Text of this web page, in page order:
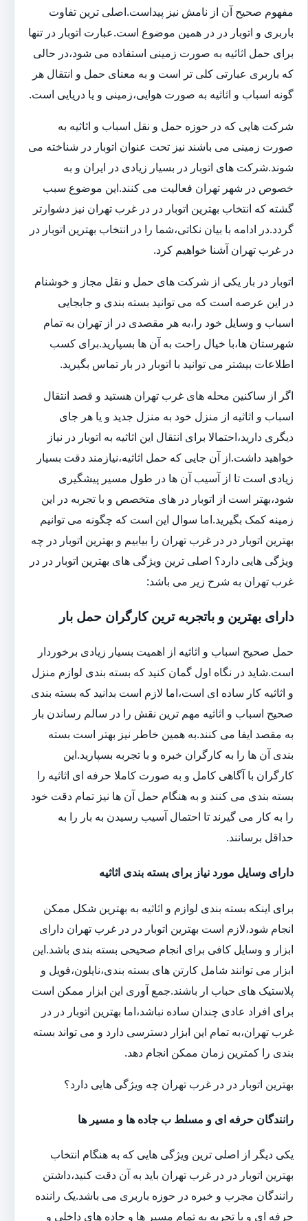
مفهوم صحیح آن از نامش نیز پیداست.اصلی ترین تفاوت
باربری و اتوبار در در همین موضوع است.عبارت اتوبار در تنها
برای حمل اثاثیه به صورت زمینی استفاده می شود،در حالی
که باربری عبارتی کلی تر است و به معنای حمل و انتقال هر
گونه اسباب و اثاثیه به صورت هوایی،زمینی و یا دریایی است.
شرکت هایی که در حوزه حمل و نقل اسباب و اثاثیه به
صورت زمینی می باشند نیز تحت عنوان اتوبار در شناخته می
شوند.شرکت های اتوبار در بسیار زیادی در ایران و به
خصوص در شهر تهران فعالیت می کنند.این موضوع سبب
گشته که انتخاب بهترین اتوبار در در غرب تهران نیز دشوارتر
گردد.در ادامه با بیان نکاتی،شما را در انتخاب بهترین اتوبار در
در غرب تهران آشنا خواهیم کرد.
اتوبار در بار یکی از شرکت های حمل و نقل مجاز و خوشنام
در این عرصه است که می توانید بسته بندی و جابجایی
اسباب و وسایل خود را،به هر مقصدی در از تهران به تمام
شهرستان ها،با خیال راحت به آن ها بسپارید.برای کسب
اطلاعات بیشتر می توانید با اتوبار در بار تماس بگیرید.
اگر از ساکنین محله های غرب تهران هستید و قصد انتقال
اسباب و اثاثیه از منزل خود به منزل جدید و یا هر جای
دیگری دارید،احتمالا برای انتقال این اثاثیه به اتوبار در نیاز
خواهید داشت.از آن جایی که حمل اثاثیه،نیازمند دقت بسیار
زیادی است تا از آسیب آن ها در طول مسیر پیشگیری
شود،بهتر است از اتوبار در های متخصص و با تجربه در این
زمینه کمک بگیرید.اما سوال این است که چگونه می توانیم
بهترین اتوبار در در غرب تهران را بیابیم و بهترین اتوبار در چه
ویژگی هایی دارد؟ اصلی ترین ویژگی های بهترین اتوبار در در
غرب تهران به شرح زیر می باشد:
دارای بهترین و باتجربه ترین کارگران حمل بار
حمل صحیح اسباب و اثاثیه از اهمیت بسیار زیادی برخوردار
است.شاید در نگاه اول گمان کنید که بسته بندی لوازم منزل
و اثاثیه کار ساده ای است،اما لازم است بدانید که بسته بندی
صحیح اسباب و اثاثیه مهم ترین نقش را در سالم رساندن بار
به مقصد ایفا می کنند.به همین خاطر نیز بهتر است بسته
بندی آن ها را به کارگران خبره و با تجربه بسپارید.این
کارگران با آگاهی کامل و به صورت کاملا حرفه ای اثاثیه را
بسته بندی می کنند و به هنگام حمل آن ها نیز تمام دقت خود
را به کار می گیرند تا احتمال آسیب رسیدن به بار را به
حداقل برسانند.
دارای وسایل مورد نیاز برای بسته بندی اثاثیه
برای اینکه بسته بندی لوازم و اثاثیه به بهترین شکل ممکن
انجام شود،لازم است بهترین اتوبار در در غرب تهران دارای
ابزار و وسایل کافی برای انجام صحیحی بسته بندی باشد.این
ابزار می توانند شامل کارتن های بسته بندی،نایلون،فویل و
پلاستیک های حباب ار باشند.جمع آوری این ابزار ممکن است
برای افراد عادی چندان ساده نباشد،اما بهترین اتوبار در در
غرب تهران،به تمام این ابزار دسترسی دارد و می تواند بسته
بندی را کمترین زمان ممکن انجام دهد.
بهترین اتوبار در در غرب تهران چه ویژگی هایی دارد؟
رانندگان حرفه ای و مسلط ب جاده ها و مسیر ها
یکی دیگر از اصلی ترین ویژگی هایی که به هنگام انتخاب
بهترین اتوبار در در غرب تهران باید به آن دقت کنید،داشتن
رانندگان مجرب و خبره در حوزه باربری می باشد.یک راننده
حرفه ای و با تجربه به تمام مسیر ها و جاده های داخلی و